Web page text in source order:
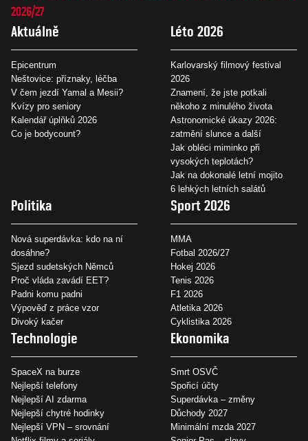
2026/27
Aktuálně
Epicentrum
Neštovice: příznaky, léčba
V čem jezdí Yamal a Mesii?
Kvízy pro seniory
Kalendář úplňků 2026
Co je bodycount?
Léto 2026
Karlovarský filmový festival
2026
Znamení, že jste potkali
někoho z minulého života
Astronomické úkazy 2026:
zatmění slunce a další
Jak obléci miminko při
vysokých teplotách?
Jak na dokonalé letní mojito
6 lehkých letních salátů
Politika
Nová superdávka: kdo na ní
dosáhne?
Sjezd sudetských Němců
Proč vláda zavádí EET?
Padni komu padni
Výpověď z práce vzor
Divoký kačer
Sport 2026
MMA
Fotbal 2026/27
Hokej 2026
Tenis 2026
F1 2026
Atletika 2026
Cyklistika 2026
Technologie
SpaceX na burze
Nejlepší telefony
Nejlepší AI zdarma
Nejlepší chytré hodinky
Nejlepší VPN – srovnání
Ekonomika
Smrt OSVČ
Spořicí účty
Superdávka – změny
Důchody 2027
Minimální mzda 2027